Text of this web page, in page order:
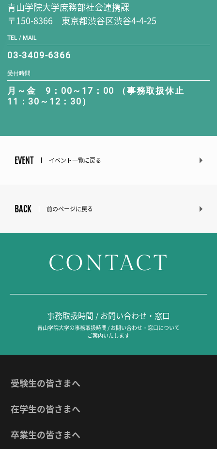
青山学院大学庶務部社会連携課
〒150-8366 東京都渋谷区渋谷4-4-25
TEL / MAIL
03-3409-6366
受付時間
月～金 9：00～17：00 （事務取扱休止
11：30～12：30）
EVENT イベント一覧に戻る
BACK 前のページに戻る
CONTACT
事務取扱時間 / お問い合わせ・窓口
青山学院大学の事務取扱時間 / お問い合わせ・窓口について
ご案内いたします
受験生の皆さまへ
在学生の皆さまへ
卒業生の皆さまへ